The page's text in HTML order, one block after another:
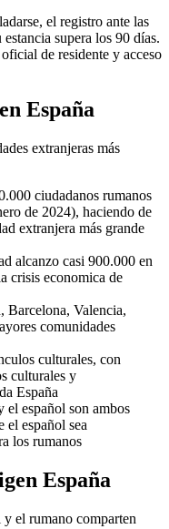
el registro ante las
supera los 90 días.
de residente y acceso
España
extranjeras más
ciudadanos rumanos
de 2024), haciendo de
extranjera más grande
alcanzo casi 900.000 en
crisis economica de
Barcelona, Valencia,
comunidades
culturales, con
culturales y
España
el español son ambos
el español sea
los rumanos
España
y el rumano comparten